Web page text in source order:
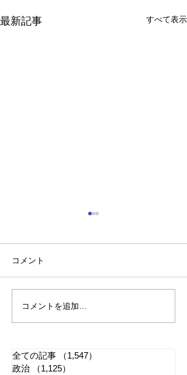
最新記事 すべて表示
ハングル校歌巡り 京都
国際学園・監督への説明
コメント
コメントを追加…
全ての記事 （1,547）
政治
（1,125）